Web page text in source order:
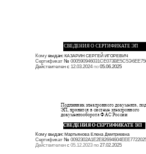
СВЕДЕНИЯ О СЕРТИФИКАТЕ ЭП
Кому выдан: КАЗАРИН СЕРГЕЙ ИГОРЕВИЧ
Сертификат №
Действителен с 12.03.2024 по 05.06.2025
Кому выдан: Мартьянова Елена Дмитриевна
Сертификат №
Действителен с 05.12.2023 по 27.02.2025